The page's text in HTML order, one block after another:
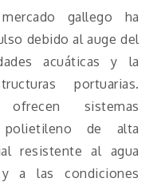
gallego ha
debido al auge del
acuáticas y la
portuarias.
ofrecen sistemas
polietileno de alta
resistente al agua
a las condiciones